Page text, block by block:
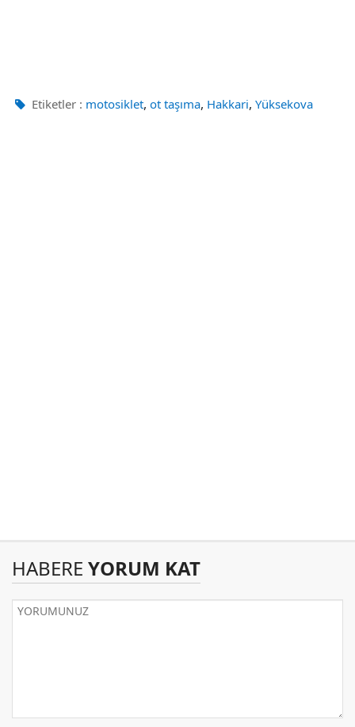
Etiketler : motosiklet, ot taşıma, Hakkari, Yüksekova
HABERE YORUM KAT